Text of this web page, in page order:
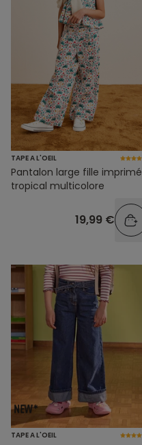
TAPE A L'OEIL
Pantalon large fille imprimé
tropical multicolore
19,99 €
TAPE A L'OEIL